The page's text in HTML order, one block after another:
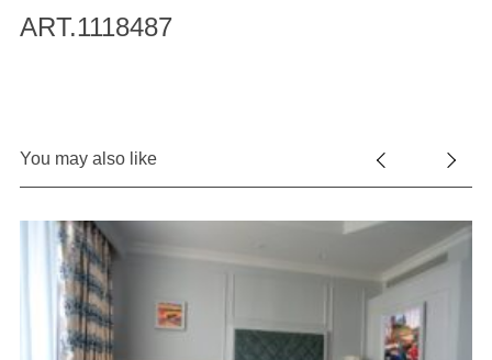
ART.1118487
You may also like